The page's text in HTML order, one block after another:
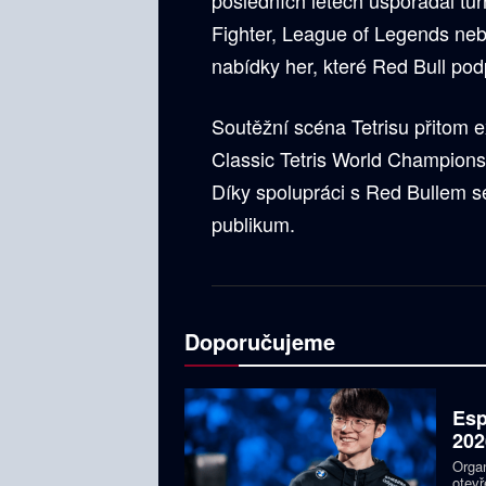
Fighter, League of Legends
nabídky her, které Red Bull
Soutěžní scéna Tetrisu přitom
Classic Tetris World
Díky spolupráci s Red Bullem
publikum.
Doporučujeme